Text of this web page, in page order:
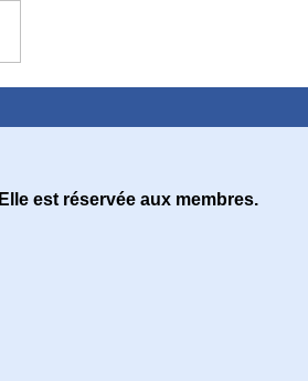
Elle est réservée aux membres.